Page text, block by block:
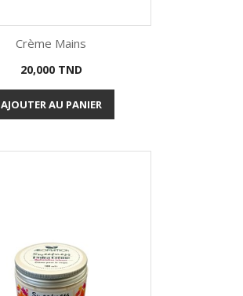
Aperçu rapide
Crème Mains
Prix
20,000 TND
AJOUTER AU PANIER